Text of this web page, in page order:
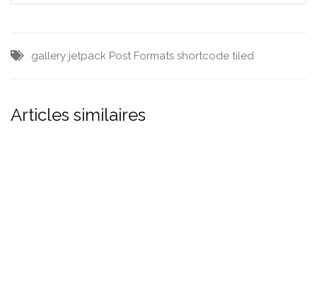
gallery jetpack Post Formats shortcode tiled
Articles similaires